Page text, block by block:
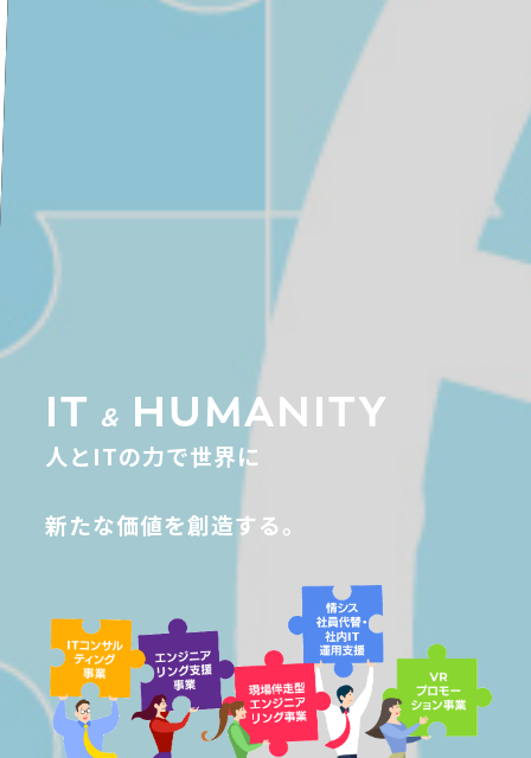
IT & HUMANITY
人と ITの力で世界に
新たな価値を創造する。